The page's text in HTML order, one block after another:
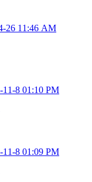
26 11:46 AM
11-8 01:10 PM
11-8 01:09 PM